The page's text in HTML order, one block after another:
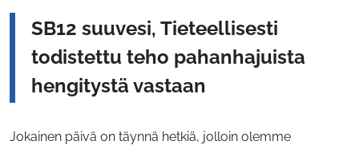
SB12 suuvesi, Tieteellisesti
todistettu teho pahanhajuista
hengitystä vastaan
Jokainen päivä on täynnä hetkiä, jolloin olemme